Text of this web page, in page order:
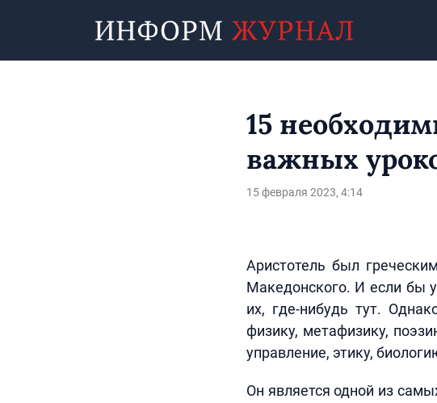
15
важных
15 февраля 2023, 4:14
Аристотель был
Македонского. И если бы
их, где-нибудь тут.
физику, метафизику,
управление, этику,
Он является одной из